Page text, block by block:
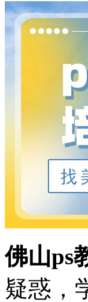
佛山ps
疑惑，